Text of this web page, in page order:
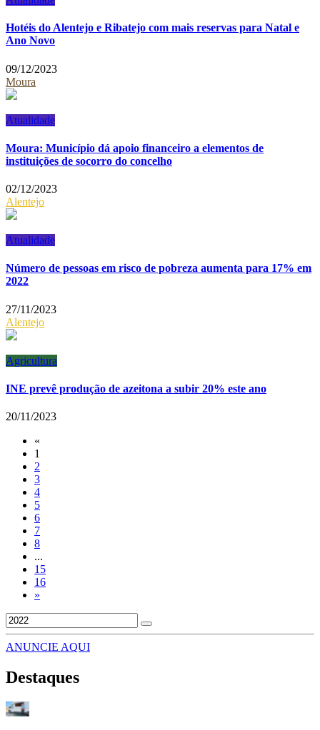
Hotéis do Alentejo e Ribatejo com mais reservas para Natal e
Ano Novo
09/12/2023
Moura
Atualidade
Moura: Município dá apoio financeiro a elementos de
instituições de socorro do concelho
02/12/2023
Alentejo
Atualidade
Número de pessoas em risco de pobreza aumenta para 17% em
2022
27/11/2023
Alentejo
Agricultura
INE prevê produção de azeitona a subir 20% este ano
20/11/2023
«
1
2
3
4
5
6
7
8
...
15
16
»
ANUNCIE AQUI
Destaques